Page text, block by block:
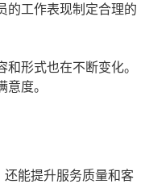
的工作表现制定合理的
形式也在不断变化。
度。
能提升服务质量和客